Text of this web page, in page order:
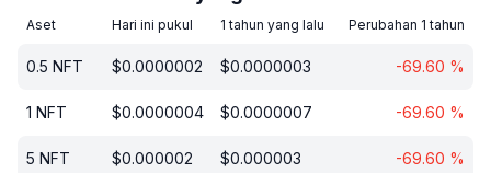
Aset Hari ini pukul 1 tahun yang lalu Perubahan 1 tahun
0.5 NFT $0.0000002 $0.0000003 -69.60 %
1 NFT $0.0000004 $0.0000007 -69.60 %
5 NFT $0.000002 $0.000003 -69.60 %